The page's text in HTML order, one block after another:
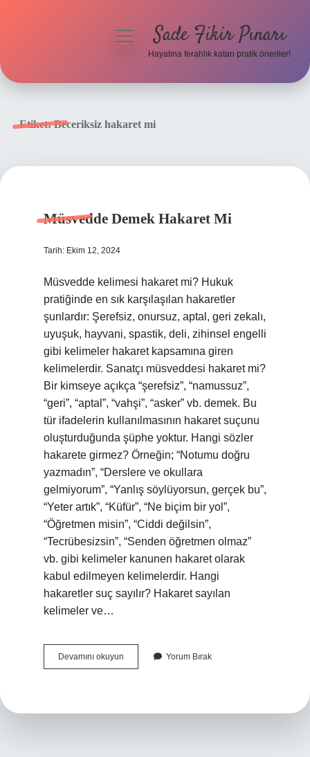
menüyüSade Fikir Pınarı
Hayatına ferahlık katan pratik öneriler!
Etiket:Beceriksiz hakaret mi
Müsvedde Demek Hakaret Mi
Tarih: Ekim 12, 2024
Müsvedde kelimesi hakaret mi? Hukuk
pratiğinde en sık karşılaşılan hakaretler
şunlardır: Şerefsiz, onursuz, aptal, geri zekalı,
uyuşuk, hayvani, spastik, deli, zihinsel engelli
gibi kelimeler hakaret kapsamına giren
kelimelerdir. Sanatçı müsveddesi hakaret mi?
Bir kimseye açıkça “şerefsiz”, “namussuz”,
“geri”, “aptal”, “vahşi”, “asker” vb. demek. Bu
tür ifadelerin kullanılmasının hakaret suçunu
oluşturduğunda şüphe yoktur. Hangi sözler
hakarete girmez? Örneğin; “Notumu doğru
yazmadın”, “Derslere ve okullara
gelmiyorum”, “Yanlış söylüyorsun, gerçek bu”,
“Yeter artık”, “Küfür”, “Ne biçim bir yol”,
“Öğretmen misin”, “Ciddi değilsin”,
“Tecrübesizsin”, “Senden öğretmen olmaz”
vb. gibi kelimeler kanunen hakaret olarak
kabul edilmeyen kelimelerdir. Hangi
hakaretler suç sayılır? Hakaret sayılan
kelimeler ve…
Devamını okuyun Müsvedde
Demek
Yorum Bırak